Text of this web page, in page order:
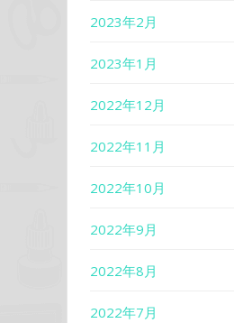
2023年2月
2023年1月
2022年12月
2022年11月
2022年10月
2022年9月
2022年8月
2022年7月